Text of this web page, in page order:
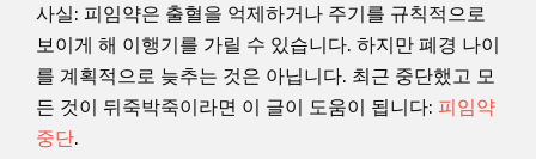
사실: 피임약은 출혈을 억제하거나 주기를 규칙적으로
보이게 해 이행기를 가릴 수 있습니다. 하지만 폐경 나이
를 계획적으로 늦추는 것은 아닙니다. 최근 중단했고 모
든 것이 뒤죽박죽이라면 이 글이 도움이 됩니다: 피임약
중단.